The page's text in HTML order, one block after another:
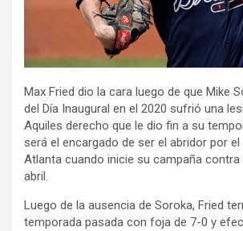
Max Fried dio la cara luego de que Mike
del Día Inaugural en el 2020 sufrió una
Aquiles derecho que le dio fin a su
será el encargado de ser el abridor por
Atlanta cuando inicie su campaña contra
abril.
Luego de la ausencia de Soroka, Fried
temporada pasada con foja de 7-0 y